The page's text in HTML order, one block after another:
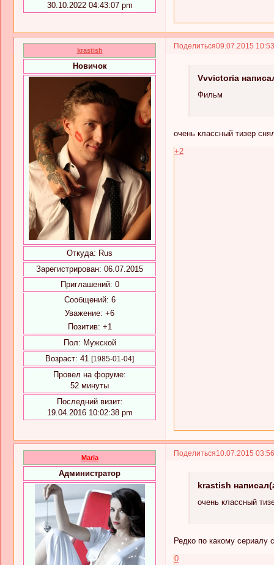
30.10.2022 04:43:07 pm
Поделиться09.07.2015
krastish
Новичок
Откуда: Rus
Зарегистрирован: 06.07.2015
Приглашений: 0
Сообщений: 6
Уважение: +6
Позитив: +1
Пол: Мужской
Возраст: 41 [1985-01-04]
Провел на форуме:
52 минуты
Последний визит:
19.04.2016 10:02:38 pm
Vvvictoria
Фильм
очень классный тизер
+2
Поделиться10.07.2015
Maria
Администратор
krastish
очень классный
Редко по какому
0